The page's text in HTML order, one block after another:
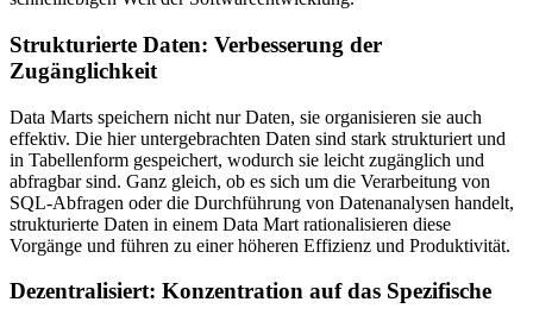
Strukturierte Daten: Verbesserung der
Zugänglichkeit
Data Marts speichern nicht nur Daten, sie organisieren sie auch
effektiv. Die hier untergebrachten Daten sind stark strukturiert und
in Tabellenform gespeichert, wodurch sie leicht zugänglich und
abfragbar sind. Ganz gleich, ob es sich um die Verarbeitung von
SQL-Abfragen oder die Durchführung von Datenanalysen handelt,
strukturierte Daten in einem Data Mart rationalisieren diese
Vorgänge und führen zu einer höheren Effizienz und Produktivität.
Dezentralisiert: Konzentration auf das Spezifische